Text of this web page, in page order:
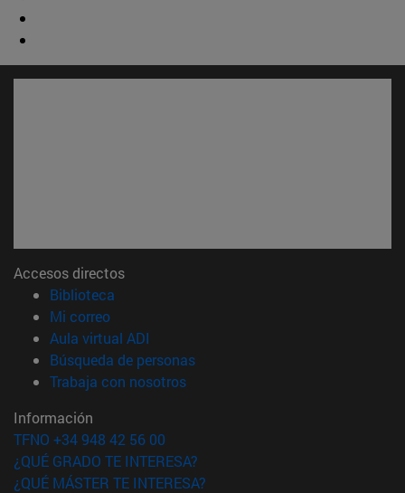
Accesos directos
Biblioteca
Mi correo(abre en nueva ventana)
Aula virtual ADI
Búsqueda de personas(abre en nueva ventana)
Trabaja con nosotros(abre en nueva ventana)
Información
TFNO +34 948 42 56 00
¿QUÉ GRADO TE INTERESA?
¿QUÉ MÁSTER TE INTERESA?